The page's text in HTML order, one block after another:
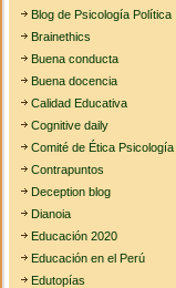
Blog de Psicología Política
Brainethics
Buena conducta
Buena docencia
Calidad Educativa
Cognitive daily
Comité de Ética Psicología
Contrapuntos
Deception blog
Dianoia
Educación 2020
Educación en el Perú
Edutopías